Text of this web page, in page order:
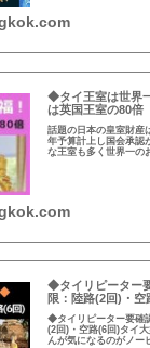
◆タイ王室は世界
は英国王室の80倍
話題の日本の皇室財産
年予算計上し国会承認
な王室も多く世界一の
◆タイリピーター
限：陸路(2回)・空
◆タイリピーター要確
(2回)・空路(6回)タイ
んが気になるのがノー